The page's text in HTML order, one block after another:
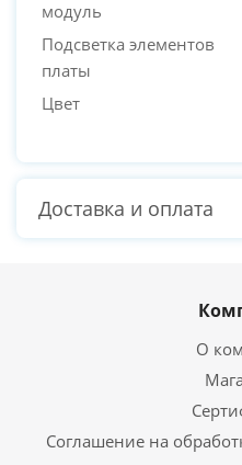
модуль
Подсветка элементов
платы
Цвет
Доставка и оплата
О
Соглашение на